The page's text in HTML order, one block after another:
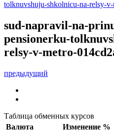
sud-napravil-na-
pensionerku-
relsy-v-metro-
предыдущий
Таблица обменных курсов
Валюта
Изменение %